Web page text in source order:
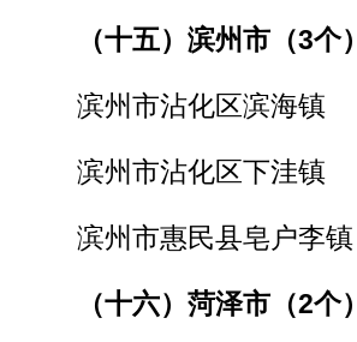
（十五）滨州市（3个）
滨州市沾化区滨海镇
滨州市沾化区下洼镇
滨州市惠民县皂户李镇
（十六）菏泽市（2个）